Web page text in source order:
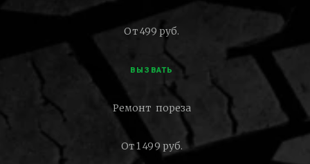
От 499 руб.
ВЫЗВАТЬ
Ремонт пореза
От 1 499 руб.